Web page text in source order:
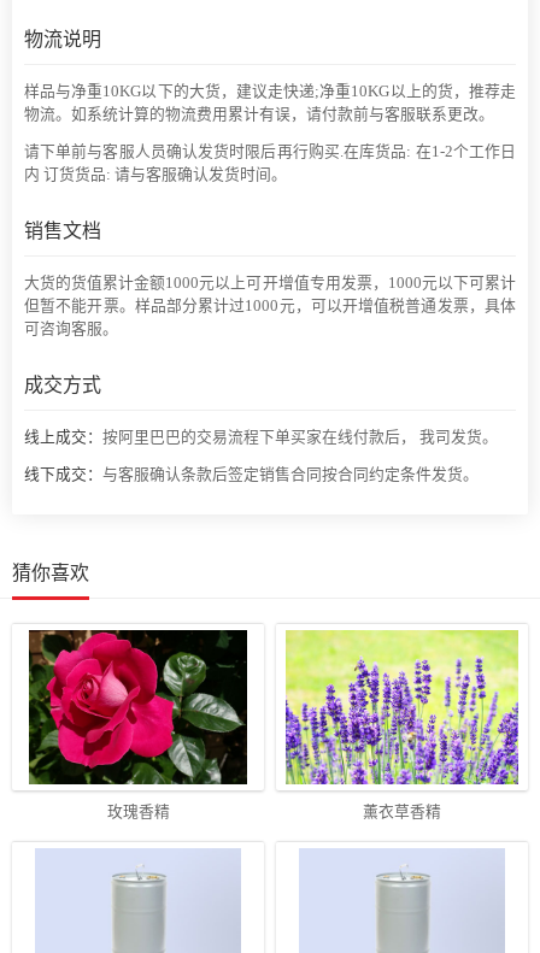
物流说明
样品与净重10KG以下的大货，建议走快递;净重10KG以上的货，推荐走
物流。如系统计算的物流费用累计有误，请付款前与客服联系更改。
请下单前与客服人员确认发货时限后再行购买.在库货品: 在1-2个工作日
内 订货货品: 请与客服确认发货时间。
销售文档
大货的货值累计金额1000元以上可开增值专用发票，1000元以下可累计
但暂不能开票。样品部分累计过1000元，可以开增值税普通发票，具体
可咨询客服。
成交方式
线上成交： 按阿里巴巴的交易流程下单买家在线付款后， 我司发货。
线下成交： 与客服确认条款后签定销售合同按合同约定条件发货。
猜你喜欢
玫瑰香精 薰衣草香精